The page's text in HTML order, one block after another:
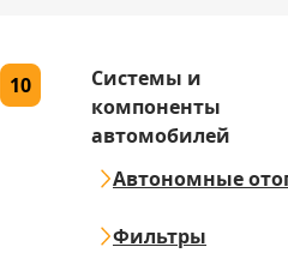
10
Системы и
компоненты
автомобилей
Автономные
Фильтры